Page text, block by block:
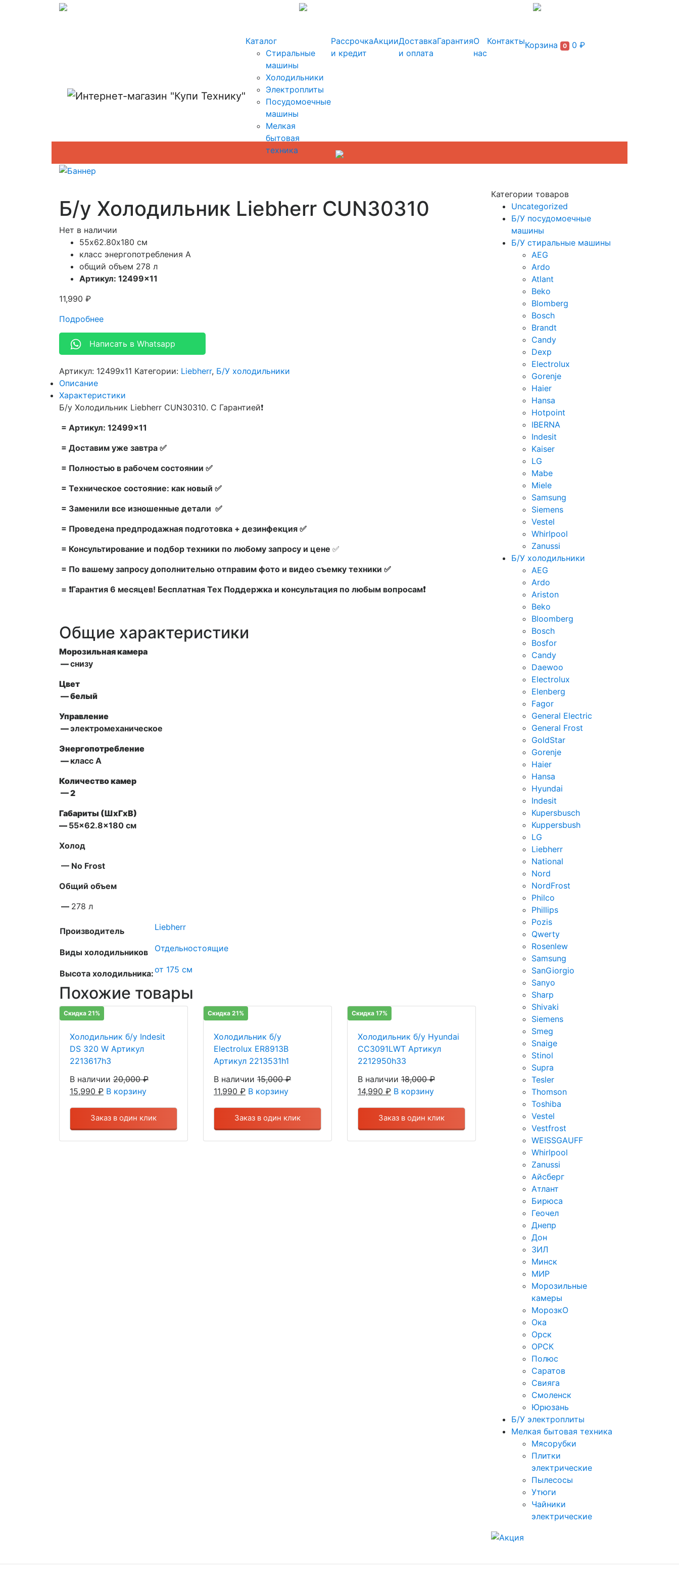
Каталог
Стиральные
машины
Холодильники
Электроплиты
Посудомоечные
машины
Мелкая
бытовая
техника
Рассрочка
и кредит
АкцииДоставка
и оплата
ГарантияО
нас
КонтактыКорзина 0 0 ₽
Б/у Холодильник Liebherr CUN30310
Нет в наличии
55х62.80х180 см
класс энергопотребления A
общий объем 278 л
Артикул: 12499×11
11,990 ₽
Подробнее
Написать в Whatsapp
Артикул: 12499x11 Категории: Liebherr, Б/У холодильники
Описание
Характеристики
Б/у Холодильник Liebherr CUN30310. С Гарантией❗
= Артикул: 12499×11
= Доставим уже завтра ✅
= Полностью в рабочем состоянии ✅
= Техническое состояние: как новый ✅
= Заменили все изношенные детали ✅
= Проведена предпродажная подготовка + дезинфекция ✅
= Консультирование и подбор техники по любому запросу и цене ✅
= По вашему запросу дополнительно отправим фото и видео съемку техники ✅
= ❗Гарантия 6 месяцев! Бесплатная Тех Поддержка и консультация по любым вопросам❗
Общие характеристики
Морозильная камера
—снизу
Цвет
— белый
Управление
—электромеханическое
Энергопотребление
— класс А
Количество камер
— 2
Габариты (ШxГxВ)
— 55×62.8×180 см
Холод
— No Frost
Общий объем
— 278 л
Производитель Liebherr
Виды холодильников Отдельностоящие
Высота холодильника:от 175 см
Похожие товары
Скидка 21%
Холодильник б/у Indesit
DS 320 W Артикул
2213617h3
В наличии 20,000₽
15,990 ₽ В корзину
Заказ в один клик
Скидка 21%
Холодильник б/у
Electrolux ER8913B
Артикул 2213531h1
В наличии 15,000₽
11,990 ₽ В корзину
Заказ в один клик
Скидка 17%
Холодильник б/у Hyundai
CC3091LWT Артикул
2212950h33
В наличии 18,000₽
14,990 ₽ В корзину
Заказ в один клик
Категории товаров
Uncategorized
Б/У посудомоечные
машины
Б/У стиральные машины
AEG
Ardo
Atlant
Beko
Blomberg
Bosch
Brandt
Candy
Dexp
Electrolux
Gorenje
Haier
Hansa
Hotpoint
IBERNA
Indesit
Kaiser
LG
Mabe
Miele
Samsung
Siemens
Vestel
Whirlpool
Zanussi
Б/У холодильники
AEG
Ardo
Ariston
Beko
Bloomberg
Bosch
Bosfor
Candy
Daewoo
Electrolux
Elenberg
Fagor
General Electric
General Frost
GoldStar
Gorenje
Haier
Hansa
Hyundai
Indesit
Kupersbusch
Kuppersbush
LG
Liebherr
National
Nord
NordFrost
Philco
Phillips
Pozis
Qwerty
Rosenlew
Samsung
SanGiorgio
Sanyo
Sharp
Shivaki
Siemens
Smeg
Snaige
Stinol
Supra
Tesler
Thomson
Toshiba
Vestel
Vestfrost
WEISSGAUFF
Whirlpool
Zanussi
Айсберг
Атлант
Бирюса
Геочел
Днепр
Дон
ЗИЛ
Минск
МИР
Морозильные
камеры
МорозкО
Ока
Орск
ОРСК
Полюс
Саратов
Свияга
Смоленск
Юрюзань
Б/У электроплиты
Мелкая бытовая техника
Мясорубки
Плитки
электрические
Пылесосы
Утюги
Чайники
электрические